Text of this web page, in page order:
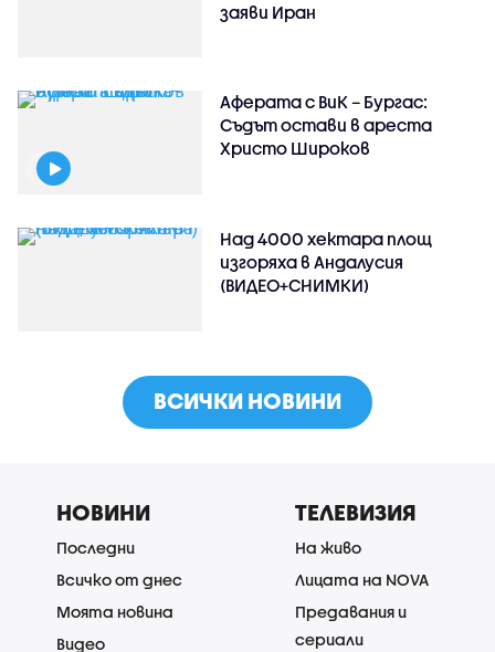
заяви Иран
Аферата с ВиК – Бургас:
Съдът остави в ареста
Христо Широков
Над 4000 хектара площ
изгоряха в Андалусия
(ВИДЕО+СНИМКИ)
ВСИЧКИ НОВИНИ
НОВИНИ
Последни
Всичко от днес
Моята новина
Видео
ТЕЛЕВИЗИЯ
На живо
Лицата на NOVA
Предавания и
сериали